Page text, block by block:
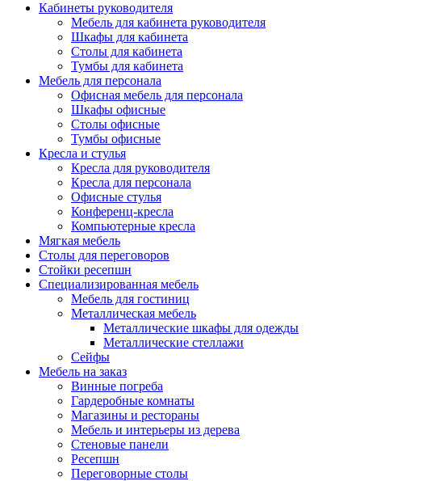
Кабинеты руководителя
Мебель для кабинета руководителя
Шкафы для кабинета
Столы для кабинета
Тумбы для кабинета
Мебель для персонала
Офисная мебель для персонала
Шкафы офисные
Столы офисные
Тумбы офисные
Кресла и стулья
Кресла для руководителя
Кресла для персонала
Офисные стулья
Конференц-кресла
Компьютерные кресла
Мягкая мебель
Столы для переговоров
Стойки ресепшн
Специализированная мебель
Мебель для гостиниц
Металлическая мебель
Металлические шкафы для одежды
Металлические стеллажи
Сейфы
Мебель на заказ
Винные погреба
Гардеробные комнаты
Магазины и рестораны
Мебель и интерьеры из дерева
Стеновые панели
Ресепшн
Переговорные столы